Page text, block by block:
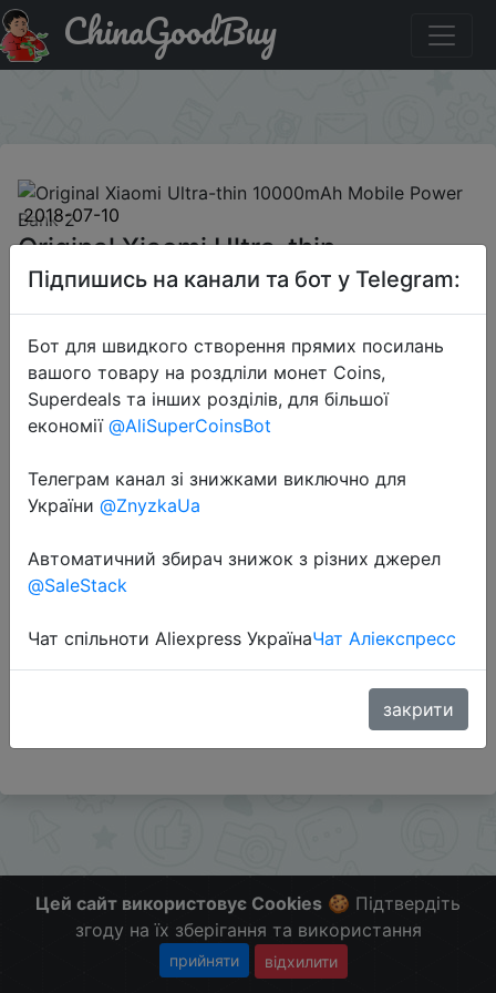
Придбати по акціи Original Xiaomi Ultra-thin 10000mAh
Mobile Power Bank 2
ChinaGoodBuy
2018-07-10
Original Xiaomi Ultra-thin
10000mAh Mobile Power Bank 2
$14.99
Перейти до магазину
Додаткова інформація відсутня.
Слідкуйте за знижками на мобільному, в телеграм
Цей сайт використовує Cookies 🍪 Підтвердіть
згоду на їх зберігання та використання
прийняти відхилити
Підпишись на канали та бот у Telegram:
Бот для швидкого створення прямих посилань
вашого товару на роздліли монет Coins,
Superdeals та інших розділів, для більшої
економії @AliSuperCoinsBot
Телеграм канал зі знижками виключно для
України @ZnyzkaUa
Автоматичний збирач знижок з різних джерел
@SaleStack
Чат спільноти Aliexpress УкраїнаЧат Аліекспресс
закрити